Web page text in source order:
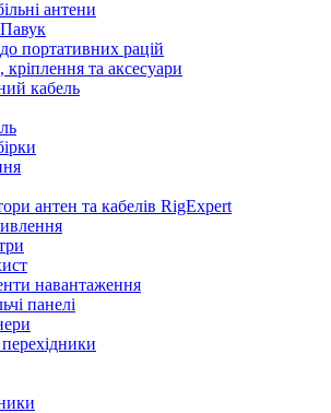
антени
портативних рацій
кріплення та аксесуари
кабель
антен та кабелів RigExpert
навантаження
панелі